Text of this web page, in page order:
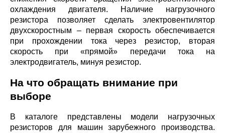
охлаждения двигателя. Наличие нагрузочного
резистора позволяет сделать электровентилятор
двухскоростным – первая скорость обеспечивается
при прохождении тока через резистор, вторая
скорость при «прямой» передачи тока на
электродвигатель, минуя резистор.
На что обращать внимание при
выборе
В каталоге представлены модели нагрузочных
резисторов для машин зарубежного производства.